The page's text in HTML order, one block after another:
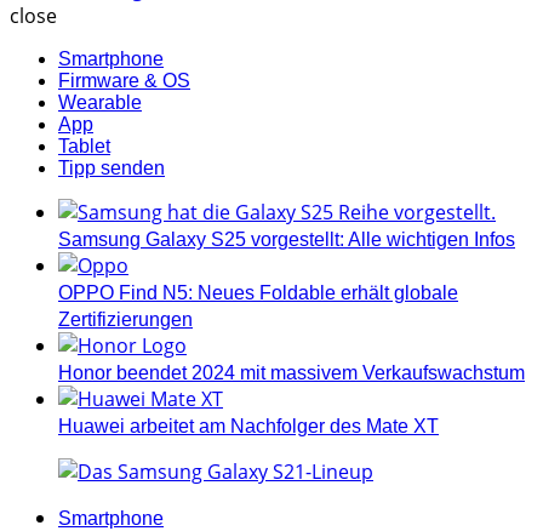
close
Smartphone
Firmware & OS
Wearable
App
Tablet
Tipp senden
Samsung Galaxy S25 vorgestellt: Alle wichtigen Infos
OPPO Find N5: Neues Foldable erhält globale
Zertifizierungen
Honor beendet 2024 mit massivem Verkaufswachstum
Huawei arbeitet am Nachfolger des Mate XT
Categories
Smartphone